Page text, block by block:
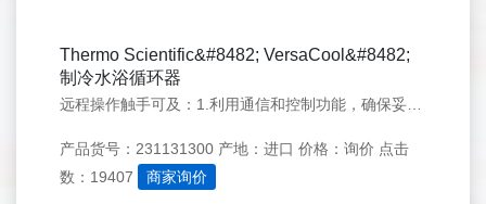
Thermo Scientific&#8482; VersaCool&#8482;
制冷水浴循环器
产品货号：231131300 产地：进口 价格：询价 点击
数：19407
商家询价